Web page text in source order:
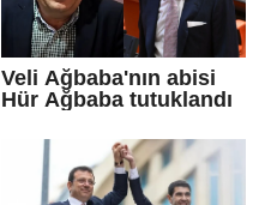
Veli Ağbaba'nın abisi
Hür Ağbaba tutuklandı